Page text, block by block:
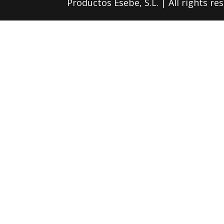
Productos Esebe, S.L. | All rights